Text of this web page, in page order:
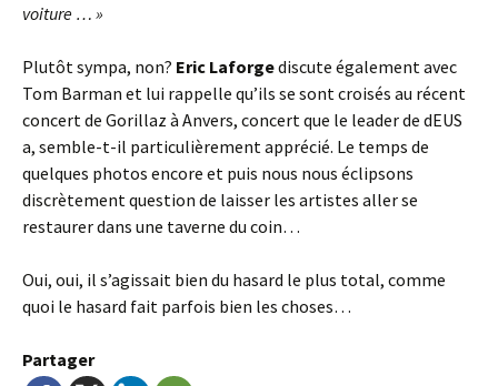
voiture … »
Plutôt sympa, non? Eric Laforgediscute également avec
Tom Barman et lui rappelle qu’ils se sont croisés au récent
concert de Gorillaz à Anvers, concert que le leader de dEUS
a, semble-t-il particulièrement apprécié. Le temps de
quelques photos encore et puis nous nous éclipsons
discrètement question de laisser les artistes aller se
restaurer dans une taverne du coin…
Oui, oui, il s’agissait bien du hasard le plus total, comme
quoi le hasard fait parfois bien les choses…
Partager